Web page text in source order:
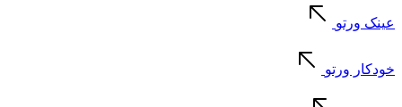
عینک ورتو
خودکار ورتو